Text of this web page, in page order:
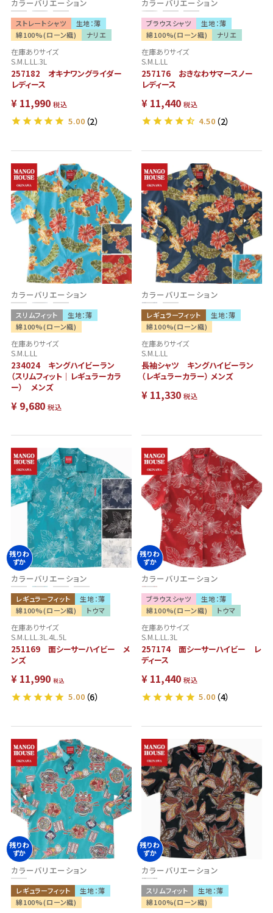
カラーバリエーション
ストレートシャツ
生地：薄
綿100%(ローン織)
ナリエ
在庫ありサイズ
S.M.L.LL.3L
257182 オキナワングライダー
レディース
¥ 11,990 税込
5.00 （2）
カラーバリエーション
ブラウスシャツ
生地：薄
綿100%(ローン織)
ナリエ
在庫ありサイズ
S.M.L.LL
257176 おきなわサマースノー
レディース
¥ 11,440 税込
4.50 （2）
カラーバリエーション
スリムフィット
生地：薄
綿100%(ローン織)
在庫ありサイズ
S.M.L.LL
234024 キングハイビーラン
（スリムフィット｜レギュラーカラ
ー） メンズ
¥ 9,680 税込
カラーバリエーション
レギュラーフィット
生地：薄
綿100%(ローン織)
在庫ありサイズ
S.M.L.LL
長袖シャツ キングハイビーラン
（レギュラーカラー） メンズ
¥ 11,330 税込
カラーバリエーション
レギュラーフィット
生地：薄
綿100%(ローン織)
トウマ
残りわ
ずか
在庫ありサイズ
S.M.L.LL.3L.4L.5L
251169 面シーサーハイビー メ
ンズ
¥ 11,990 税込
5.00 （6）
カラーバリエーション
ブラウスシャツ
生地：薄
綿100%(ローン織)
トウマ
残りわ
ずか
在庫ありサイズ
S.M.L.LL.3L
257174 面シーサーハイビー レ
ディース
¥ 11,440 税込
5.00 （4）
カラーバリエーション
レギュラーフィット
生地：薄
綿100%(ローン織)
残りわ
ずか
カラーバリエーション
スリムフィット
生地：薄
綿100%(ローン織)
残りわ
ずか